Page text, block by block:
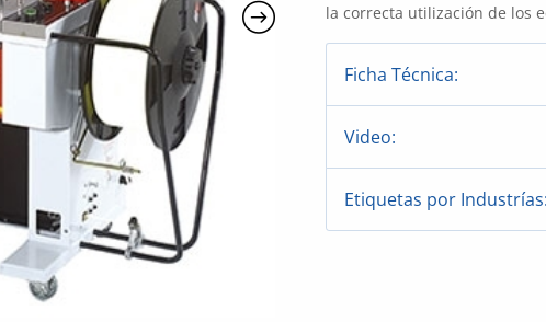
la correcta utilización de los
Ficha Técnica:
Video:
Etiquetas por Industrías: